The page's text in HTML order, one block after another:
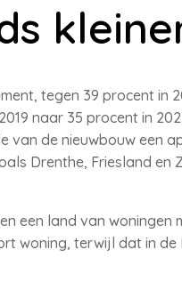
tegen 39 procent in
naar 35 procent in
van de nieuwbouw een
Drenthe, Friesland en
een land van woningen
woning, terwijl dat in de